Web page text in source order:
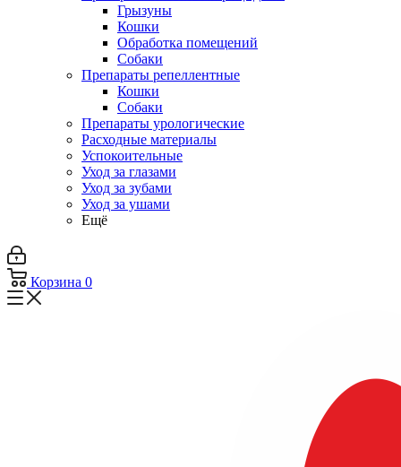
Грызуны
Кошки
Обработка помещений
Собаки
Препараты репеллентные
Кошки
Собаки
Препараты урологические
Расходные материалы
Успокоительные
Уход за глазами
Уход за зубами
Уход за ушами
Ещё
Корзина 0